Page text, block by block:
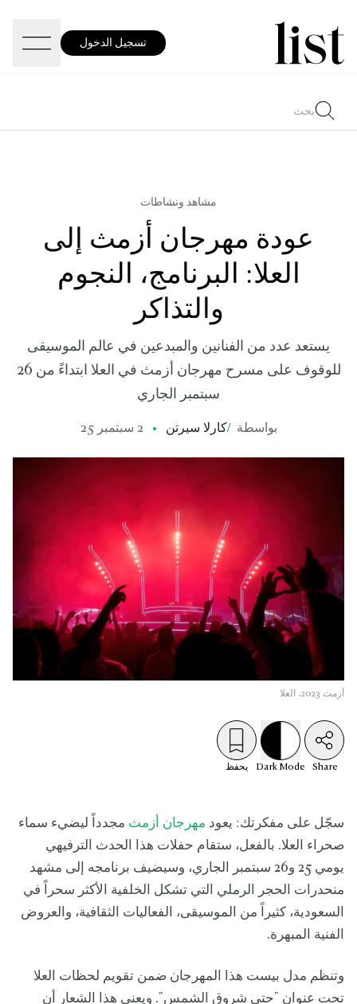
تسجيل الدخول
مشاهد ونشاطات
عودة مهرجان أزمث إلى
العلا: البرنامج، النجوم
والتذاكر
يستعد عدد من الفنانين والمبدعين في عالم الموسيقى
للوقوف على مسرح مهرجان أزمث في العلا ابتداءً من 26
سبتمبر الجاري
بواسطة /كارلا سيرتن 2 سبتمبر 25
أزمث 2023، العلا
Share
Dark Mode يحفظ
سجّل على مفكرتك: يعود مهرجان أزمث مجدداً ليضيء سماء
صحراء العلا. بالفعل، ستقام حفلات هذا الحدث الترفيهي
يومي 25 و26 سبتمبر الجاري، وسيضيف برنامجه إلى مشهد
منحدرات الحجر الرملي التي تشكل الخلفية الأكثر سحراً في
السعودية، كثيراً من الموسيقى، الفعاليات الثقافية، والعروض
الفنية المبهرة.
وتنظم مدل بيست هذا المهرجان ضمن تقويم لحظات العلا
تحت عنوان "حتى شروق الشمس". ويعني هذا الشعار أن